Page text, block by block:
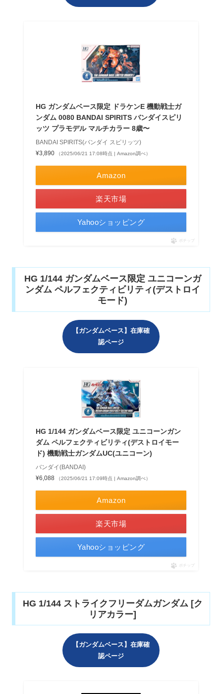
HG ガンダムベース限定 ドラケンE 機動戦士ガ
ンダム 0080 BANDAI SPIRITS バンダイスピリ
ッツ プラモデル マルチカラー 8歳〜
BANDAI SPIRITS(バンダイ スピリッツ)
¥3,890
（2025/06/21 17:08時点 | Amazon調べ）
Amazon
楽天市場
Yahooショッピング
ポチップ
HG 1/144 ガンダムベース限定 ユニコーンガ
ンダム ペルフェクティビリティ(デストロイ
モード)
【ガンダムベース】在庫確
認ページ
HG 1/144 ガンダムベース限定 ユニコーンガン
ダム ペルフェクティビリティ(デストロイモー
ド) 機動戦士ガンダムUC(ユニコーン)
バンダイ(BANDAI)
¥6,088
（2025/06/21 17:09時点 | Amazon調べ）
Amazon
楽天市場
Yahooショッピング
ポチップ
HG 1/144 ストライクフリーダムガンダム [ク
リアカラー]
【ガンダムベース】在庫確
認ページ